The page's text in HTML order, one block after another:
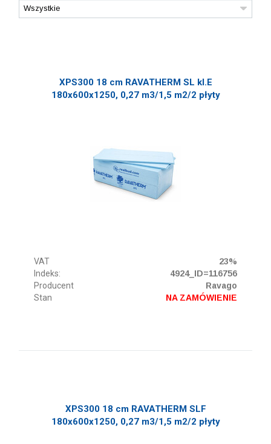
XPS300 18 cm RAVATHERM SL kl.E
180x600x1250, 0,27 m3/1,5 m2/2 płyty
VAT
23%
Indeks:
4924_ID=116756
Producent
Ravago
Stan
NA ZAMÓWIENIE
XPS300 18 cm RAVATHERM SLF
180x600x1250, 0,27 m3/1,5 m2/2 płyty